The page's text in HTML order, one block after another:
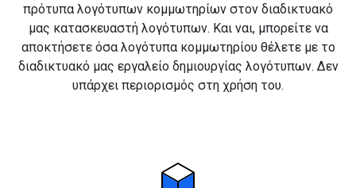
πρότυπα λογότυπων κομμωτηρίων στον διαδικτυακό
μας κατασκευαστή λογότυπων. Και ναι, μπορείτε να
αποκτήσετε όσα λογότυπα κομμωτηρίου θέλετε με το
διαδικτυακό μας εργαλείο δημιουργίας λογότυπων. Δεν
υπάρχει περιορισμός στη χρήση του.